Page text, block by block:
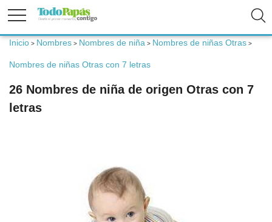
Embarazo
Inicio > Nombres > Nombres de niña > Nombres de niñas Otras >
Nombres de niñas Otras con 7 letras
26 Nombres de niña de origen Otras con 7
letras